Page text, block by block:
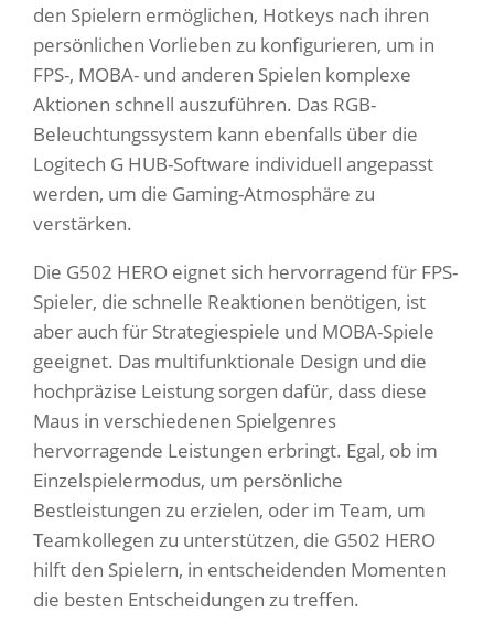
den Spielern ermöglichen, Hotkeys nach ihren
persönlichen Vorlieben zu konfigurieren, um in
FPS-, MOBA- und anderen Spielen komplexe
Aktionen schnell auszuführen. Das RGB-
Beleuchtungssystem kann ebenfalls über die
Logitech G HUB-Software individuell angepasst
werden, um die Gaming-Atmosphäre zu
verstärken.
Die G502 HERO eignet sich hervorragend für FPS-
Spieler, die schnelle Reaktionen benötigen, ist
aber auch für Strategiespiele und MOBA-Spiele
geeignet. Das multifunktionale Design und die
hochpräzise Leistung sorgen dafür, dass diese
Maus in verschiedenen Spielgenres
hervorragende Leistungen erbringt. Egal, ob im
Einzelspielermodus, um persönliche
Bestleistungen zu erzielen, oder im Team, um
Teamkollegen zu unterstützen, die G502 HERO
hilft den Spielern, in entscheidenden Momenten
die besten Entscheidungen zu treffen.